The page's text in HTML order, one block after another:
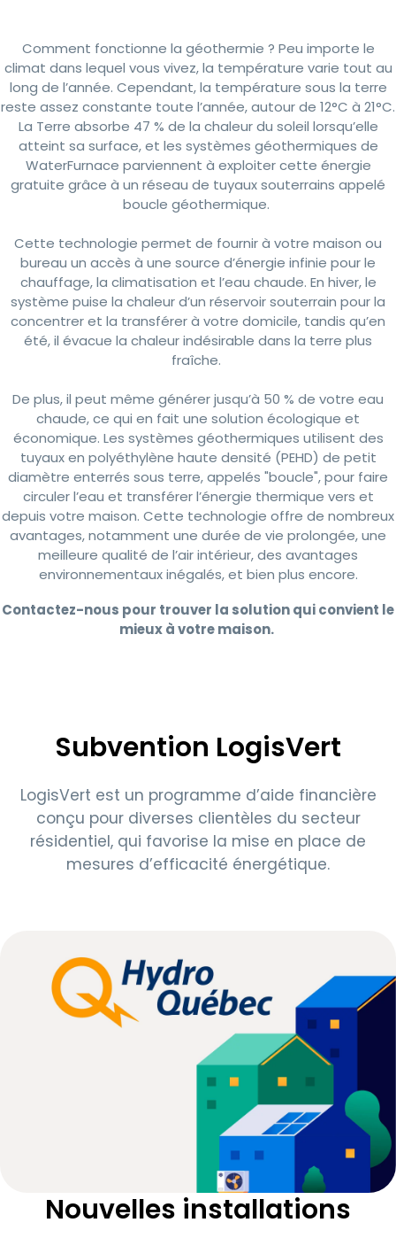
Comment fonctionne la géothermie ? Peu importe le
climat dans lequel vous vivez, la température varie tout au
long de l’année. Cependant, la température sous la terre
reste assez constante toute l’année, autour de 12°C à 21°C.
La Terre absorbe 47 % de la chaleur du soleil lorsqu’elle
atteint sa surface, et les systèmes géothermiques de
WaterFurnace parviennent à exploiter cette énergie
gratuite grâce à un réseau de tuyaux souterrains appelé
boucle géothermique.
Cette technologie permet de fournir à votre maison ou
bureau un accès à une source d’énergie infinie pour le
chauffage, la climatisation et l’eau chaude. En hiver, le
système puise la chaleur d’un réservoir souterrain pour la
concentrer et la transférer à votre domicile, tandis qu’en
été, il évacue la chaleur indésirable dans la terre plus
fraîche.
De plus, il peut même générer jusqu’à 50 % de votre eau
chaude, ce qui en fait une solution écologique et
économique. Les systèmes géothermiques utilisent des
tuyaux en polyéthylène haute densité (PEHD) de petit
diamètre enterrés sous terre, appelés "boucle", pour faire
circuler l’eau et transférer l’énergie thermique vers et
depuis votre maison. Cette technologie offre de nombreux
avantages, notamment une durée de vie prolongée, une
meilleure qualité de l’air intérieur, des avantages
environnementaux inégalés, et bien plus encore.
Contactez-nous pour trouver la solution qui convient le
mieux à votre maison.
Subvention LogisVert
LogisVert est un programme d’aide financière
conçu pour diverses clientèles du secteur
résidentiel, qui favorise la mise en place de
mesures d’efficacité énergétique.
Nouvelles installations